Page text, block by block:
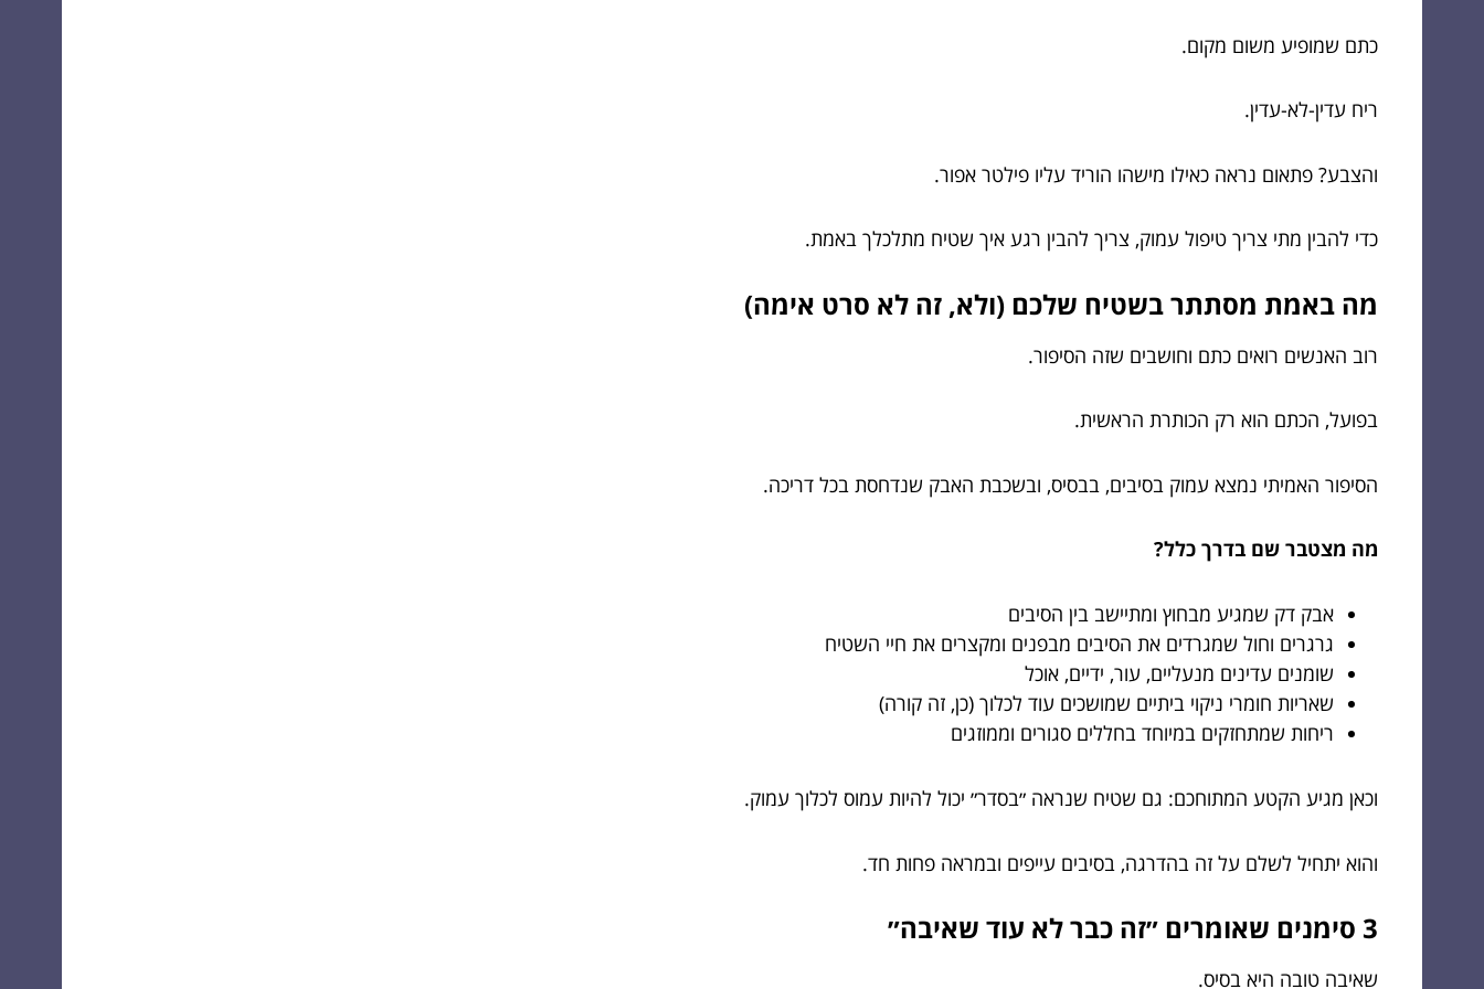
כתם שמופיע משום מקום.
ריח עדין-לא-עדין.
והצבע? פתאום נראה כאילו מישהו הוריד עליו פילטר אפור.
כדי להבין מתי צריך טיפול עמוק, צריך להבין רגע איך שטיח מתלכלך באמת.
מה באמת מסתתר בשטיח שלכם (ולא, זה לא סרט אימה)
רוב האנשים רואים כתם וחושבים שזה הסיפור.
בפועל, הכתם הוא רק הכותרת הראשית.
הסיפור האמיתי נמצא עמוק בסיבים, בבסיס, ובשכבת האבק שנדחסת בכל דריכה.
מה מצטבר שם בדרך כלל?
אבק דק שמגיע מבחוץ ומתיישב בין הסיבים
גרגרים וחול שמגרדים את הסיבים מבפנים ומקצרים את חיי השטיח
שומנים עדינים מנעליים, עור, ידיים, אוכל
שאריות חומרי ניקוי ביתיים שמושכים עוד לכלוך (כן, זה קורה)
ריחות שמתחזקים במיוחד בחללים סגורים וממוזגים
וכאן מגיע הקטע המתוחכם: גם שטיח שנראה ״בסדר״ יכול להיות עמוס לכלוך עמוק.
והוא יתחיל לשלם על זה בהדרגה, בסיבים עייפים ובמראה פחות חד.
3 סימנים שאומרים ״זה כבר לא עוד שאיבה״
שאיבה טובה היא בסיס.